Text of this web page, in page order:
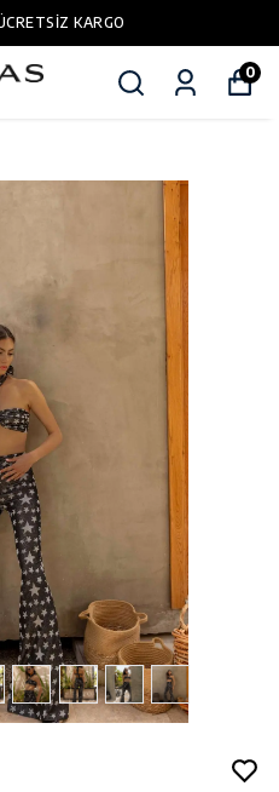
KARGO
0